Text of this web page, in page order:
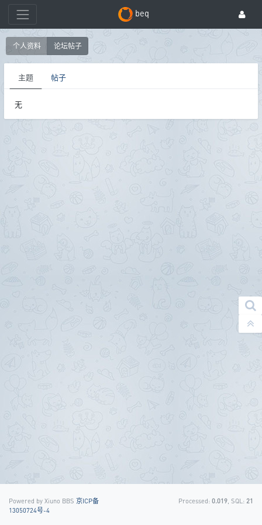
beq
个人资料 论坛帖子
主题 帖子
无
Powered by Xiuno BBS 京ICP备
13050724号-4
Processed: 0.019 , SQL: 21